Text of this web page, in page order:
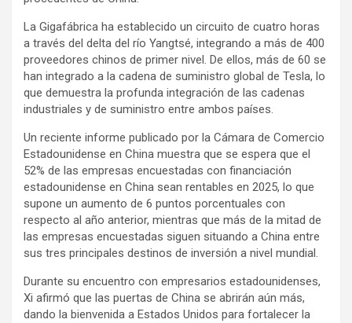
La Gigafábrica ha establecido un circuito de cuatro horas
a través del delta del río Yangtsé, integrando a más de 400
proveedores chinos de primer nivel. De ellos, más de 60 se
han integrado a la cadena de suministro global de Tesla, lo
que demuestra la profunda integración de las cadenas
industriales y de suministro entre ambos países.
Un reciente informe publicado por la Cámara de Comercio
Estadounidense en China muestra que se espera que el
52% de las empresas encuestadas con financiación
estadounidense en China sean rentables en 2025, lo que
supone un aumento de 6 puntos porcentuales con
respecto al año anterior, mientras que más de la mitad de
las empresas encuestadas siguen situando a China entre
sus tres principales destinos de inversión a nivel mundial.
Durante su encuentro con empresarios estadounidenses,
Xi afirmó que las puertas de China se abrirán aún más,
dando la bienvenida a Estados Unidos para fortalecer la